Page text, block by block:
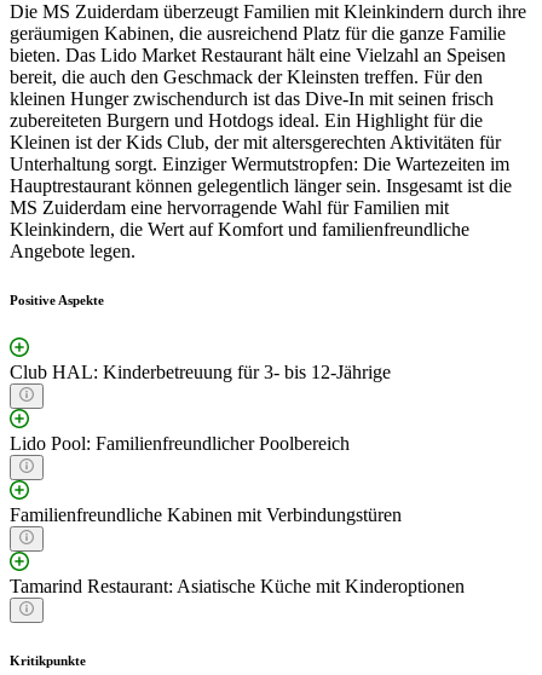
Die MS Zuiderdam überzeugt Familien mit Kleinkindern durch ihre
geräumigen Kabinen, die ausreichend Platz für die ganze Familie
bieten. Das Lido Market Restaurant hält eine Vielzahl an Speisen
bereit, die auch den Geschmack der Kleinsten treffen. Für den
kleinen Hunger zwischendurch ist das Dive-In mit seinen frisch
zubereiteten Burgern und Hotdogs ideal. Ein Highlight für die
Kleinen ist der Kids Club, der mit altersgerechten Aktivitäten für
Unterhaltung sorgt. Einziger Wermutstropfen: Die Wartezeiten im
Hauptrestaurant können gelegentlich länger sein. Insgesamt ist die
MS Zuiderdam eine hervorragende Wahl für Familien mit
Kleinkindern, die Wert auf Komfort und familienfreundliche
Angebote legen.
Positive Aspekte
Club HAL: Kinderbetreuung für 3- bis 12-Jährige
Lido Pool: Familienfreundlicher Poolbereich
Familienfreundliche Kabinen mit Verbindungstüren
Tamarind Restaurant: Asiatische Küche mit Kinderoptionen
Kritikpunkte